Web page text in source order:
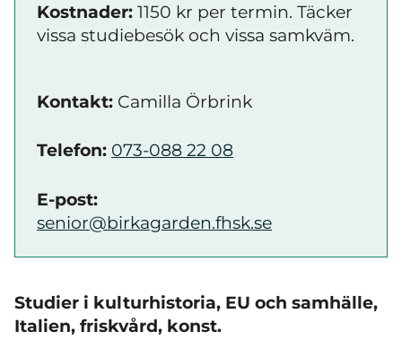
Kostnader: 1150 kr per termin. Täcker
vissa studiebesök och vissa samkväm.
Kontakt: Camilla Örbrink
Telefon: 073-088 22 08
E-post:
senior@birkagarden.fhsk.se
Studier i kulturhistoria, EU och samhälle,
Italien, friskvård, konst.